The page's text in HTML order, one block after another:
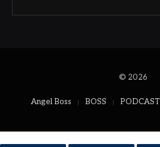
© 2026
Angel Boss BOSS PODCAST